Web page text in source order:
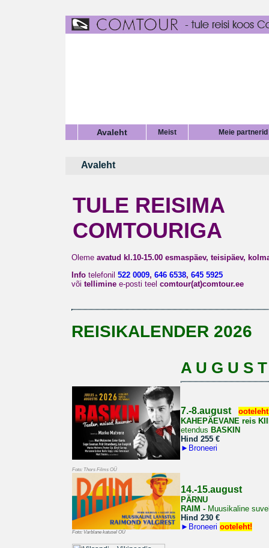
Avaleht Meist Meie partnerid
Avaleht
TULE REISIMA
COMTOURIGA
Oleme avatud kl.10-15.00 esmaspäev, teisipäev,
Infotelefonil 522 0009, 646 6538, 645 5925
või tellimine e-posti teel comtour(at)comtour.ee
REISIKALENDER 2026
A U G U S T
Foto: Thors Films OÜ
7.-8.august
KAHEPÄEVANE reis
etendus BASKIN
Hind 255 €
► Broneeri
Foto: Varblane katusel OÜ
14.-15.august
PÄRNU
RAIM - Muusikaline
Hind 230 €
► Broneeri ooteleht!